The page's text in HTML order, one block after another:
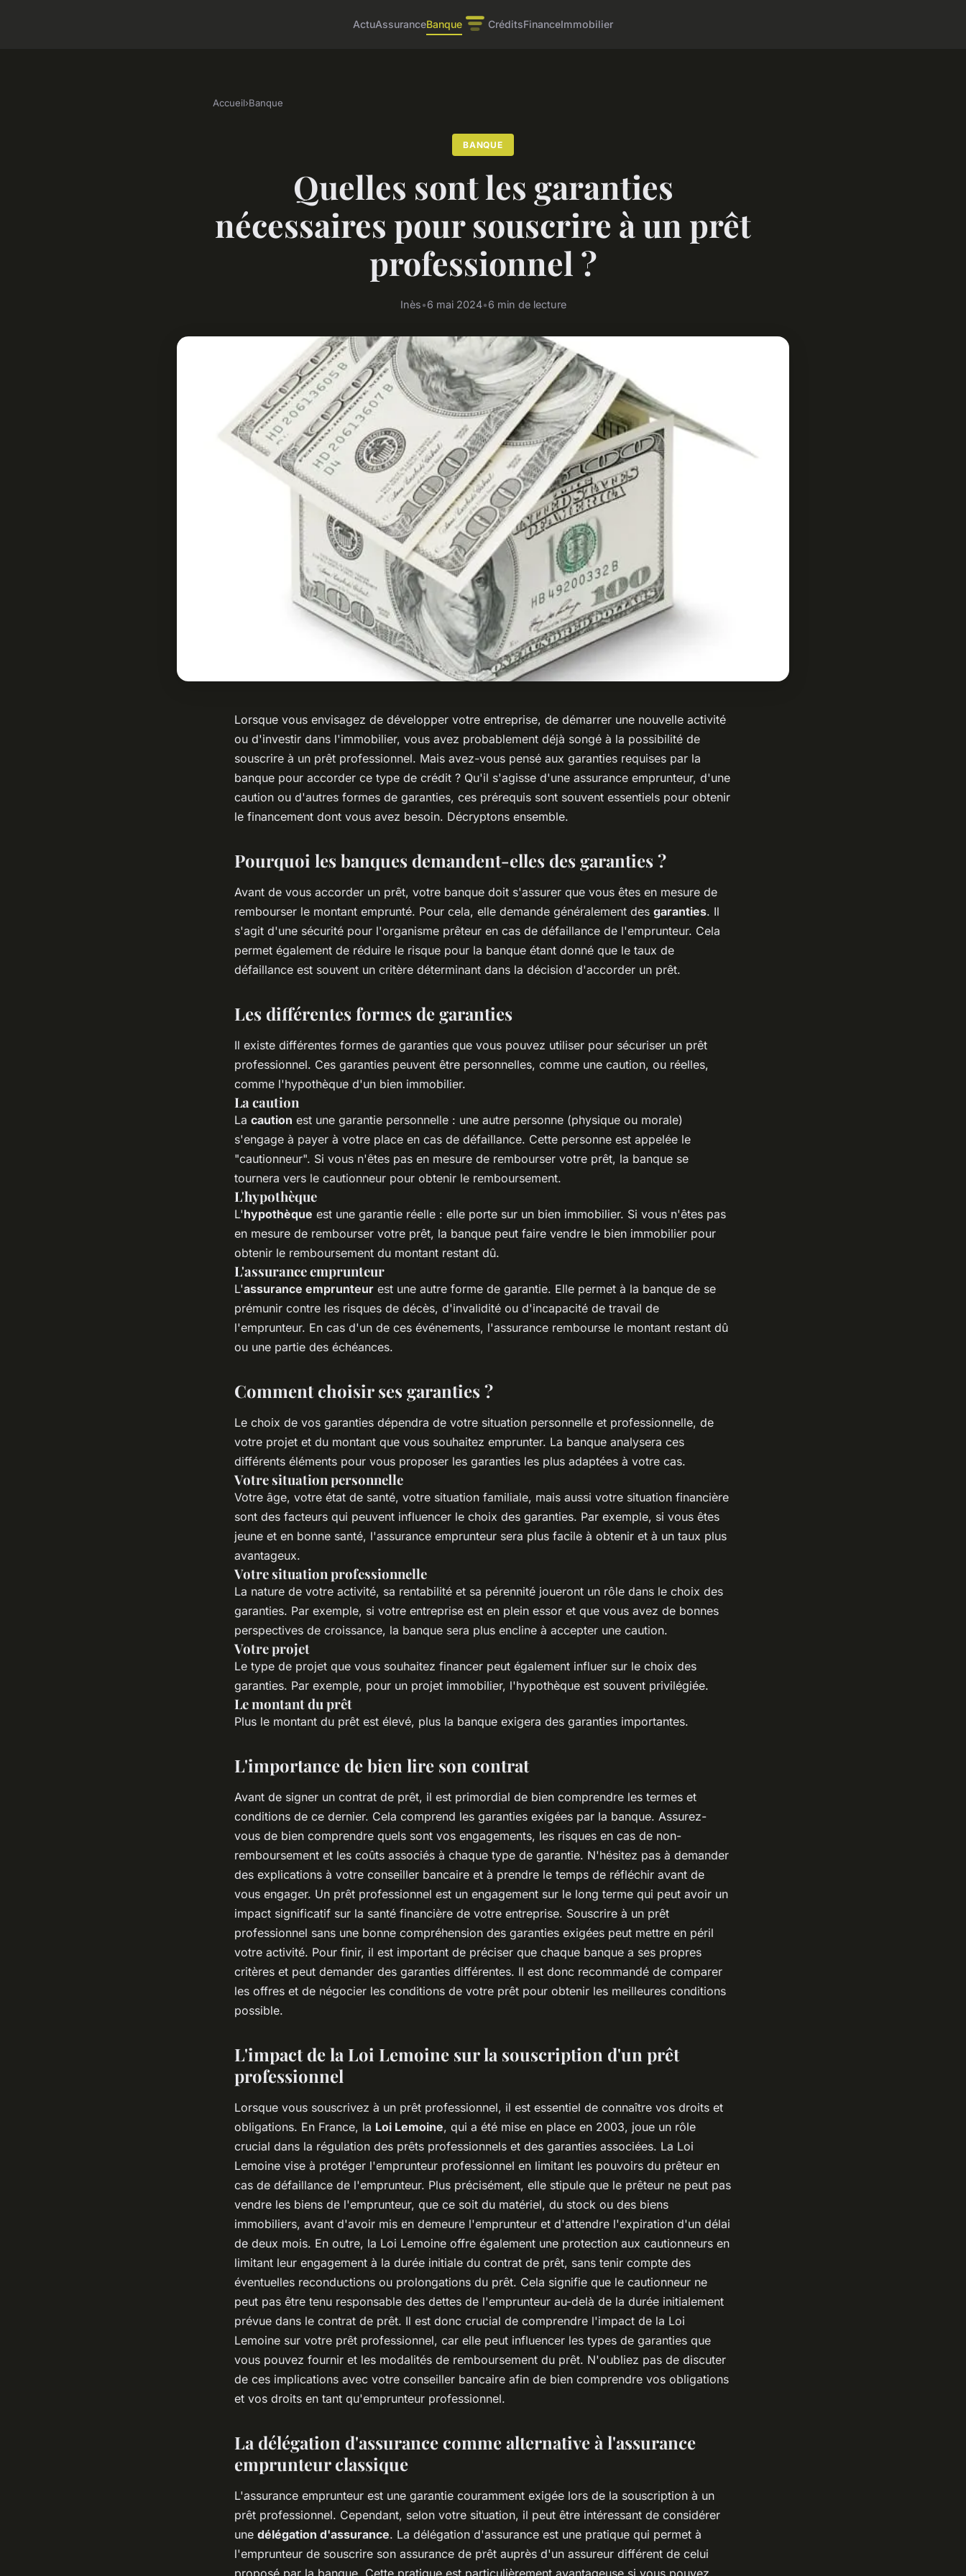
ActuAssuranceBanque CréditsFinanceImmobilier
Accueil›Banque
BANQUE
Quelles sont les garanties
nécessaires pour souscrire à un prêt
professionnel ?
Inès•6 mai 2024•6 min de lecture
Lorsque vous envisagez de développer votre entreprise, de démarrer une nouvelle activité
ou d'investir dans l'immobilier, vous avez probablement déjà songé à la possibilité de
souscrire à un prêt professionnel. Mais avez-vous pensé aux garanties requises par la
banque pour accorder ce type de crédit ? Qu'il s'agisse d'une assurance emprunteur, d'une
caution ou d'autres formes de garanties, ces prérequis sont souvent essentiels pour obtenir
le financement dont vous avez besoin. Décryptons ensemble.
Pourquoi les banques demandent-elles des garanties ?
Avant de vous accorder un prêt, votre banque doit s'assurer que vous êtes en mesure de
rembourser le montant emprunté. Pour cela, elle demande généralement des garanties. Il
s'agit d'une sécurité pour l'organisme prêteur en cas de défaillance de l'emprunteur. Cela
permet également de réduire le risque pour la banque étant donné que le taux de
défaillance est souvent un critère déterminant dans la décision d'accorder un prêt.
Les différentes formes de garanties
Il existe différentes formes de garanties que vous pouvez utiliser pour sécuriser un prêt
professionnel. Ces garanties peuvent être personnelles, comme une caution, ou réelles,
comme l'hypothèque d'un bien immobilier.
La caution
La caution est une garantie personnelle : une autre personne (physique ou morale)
s'engage à payer à votre place en cas de défaillance. Cette personne est appelée le
"cautionneur". Si vous n'êtes pas en mesure de rembourser votre prêt, la banque se
tournera vers le cautionneur pour obtenir le remboursement.
L'hypothèque
L'hypothèque est une garantie réelle : elle porte sur un bien immobilier. Si vous n'êtes pas
en mesure de rembourser votre prêt, la banque peut faire vendre le bien immobilier pour
obtenir le remboursement du montant restant dû.
L'assurance emprunteur
L'assurance emprunteur est une autre forme de garantie. Elle permet à la banque de se
prémunir contre les risques de décès, d'invalidité ou d'incapacité de travail de
l'emprunteur. En cas d'un de ces événements, l'assurance rembourse le montant restant dû
ou une partie des échéances.
Comment choisir ses garanties ?
Le choix de vos garanties dépendra de votre situation personnelle et professionnelle, de
votre projet et du montant que vous souhaitez emprunter. La banque analysera ces
différents éléments pour vous proposer les garanties les plus adaptées à votre cas.
Votre situation personnelle
Votre âge, votre état de santé, votre situation familiale, mais aussi votre situation financière
sont des facteurs qui peuvent influencer le choix des garanties. Par exemple, si vous êtes
jeune et en bonne santé, l'assurance emprunteur sera plus facile à obtenir et à un taux plus
avantageux.
Votre situation professionnelle
La nature de votre activité, sa rentabilité et sa pérennité joueront un rôle dans le choix des
garanties. Par exemple, si votre entreprise est en plein essor et que vous avez de bonnes
perspectives de croissance, la banque sera plus encline à accepter une caution.
Votre projet
Le type de projet que vous souhaitez financer peut également influer sur le choix des
garanties. Par exemple, pour un projet immobilier, l'hypothèque est souvent privilégiée.
Le montant du prêt
Plus le montant du prêt est élevé, plus la banque exigera des garanties importantes.
L'importance de bien lire son contrat
Avant de signer un contrat de prêt, il est primordial de bien comprendre les termes et
conditions de ce dernier. Cela comprend les garanties exigées par la banque. Assurez-
vous de bien comprendre quels sont vos engagements, les risques en cas de non-
remboursement et les coûts associés à chaque type de garantie. N'hésitez pas à demander
des explications à votre conseiller bancaire et à prendre le temps de réfléchir avant de
vous engager. Un prêt professionnel est un engagement sur le long terme qui peut avoir un
impact significatif sur la santé financière de votre entreprise. Souscrire à un prêt
professionnel sans une bonne compréhension des garanties exigées peut mettre en péril
votre activité. Pour finir, il est important de préciser que chaque banque a ses propres
critères et peut demander des garanties différentes. Il est donc recommandé de comparer
les offres et de négocier les conditions de votre prêt pour obtenir les meilleures conditions
possible.
L'impact de la Loi Lemoine sur la souscription d'un prêt
professionnel
Lorsque vous souscrivez à un prêt professionnel, il est essentiel de connaître vos droits et
obligations. En France, la Loi Lemoine, qui a été mise en place en 2003, joue un rôle
crucial dans la régulation des prêts professionnels et des garanties associées. La Loi
Lemoine vise à protéger l'emprunteur professionnel en limitant les pouvoirs du prêteur en
cas de défaillance de l'emprunteur. Plus précisément, elle stipule que le prêteur ne peut pas
vendre les biens de l'emprunteur, que ce soit du matériel, du stock ou des biens
immobiliers, avant d'avoir mis en demeure l'emprunteur et d'attendre l'expiration d'un délai
de deux mois. En outre, la Loi Lemoine offre également une protection aux cautionneurs en
limitant leur engagement à la durée initiale du contrat de prêt, sans tenir compte des
éventuelles reconductions ou prolongations du prêt. Cela signifie que le cautionneur ne
peut pas être tenu responsable des dettes de l'emprunteur au-delà de la durée initialement
prévue dans le contrat de prêt. Il est donc crucial de comprendre l'impact de la Loi
Lemoine sur votre prêt professionnel, car elle peut influencer les types de garanties que
vous pouvez fournir et les modalités de remboursement du prêt. N'oubliez pas de discuter
de ces implications avec votre conseiller bancaire afin de bien comprendre vos obligations
et vos droits en tant qu'emprunteur professionnel.
La délégation d'assurance comme alternative à l'assurance
emprunteur classique
L'assurance emprunteur est une garantie couramment exigée lors de la souscription à un
prêt professionnel. Cependant, selon votre situation, il peut être intéressant de considérer
une délégation d'assurance. La délégation d'assurance est une pratique qui permet à
l'emprunteur de souscrire son assurance de prêt auprès d'un assureur différent de celui
proposé par la banque. Cette pratique est particulièrement avantageuse si vous pouvez